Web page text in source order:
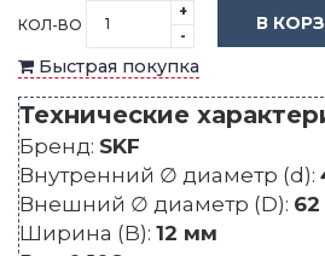
КОЛ-ВО
+
-
В
Быстрая покупка
Технические
Бренд: SKF
Внутренний ∅ диаметр (d):
Внешний ∅ диаметр (D):
Ширина (B): 12 мм